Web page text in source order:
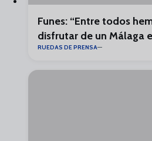
Funes: “Entre todos
disfrutar de un Málaga
RUEDAS DE PRENSA